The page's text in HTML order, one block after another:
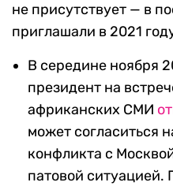
не присутствует — в
приглашали в 2021
В середине ноября
президент на
африканских СМИ
может согласиться
конфликта с
патовой ситуацией.